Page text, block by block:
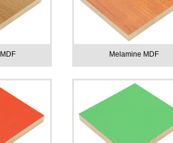
Melamine MDF